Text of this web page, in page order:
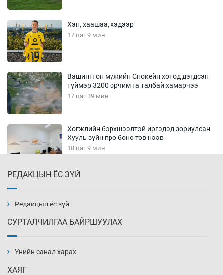
Хэн, хаашаа, хэдээр
17 цаг 9 мин
Вашингтон мужийн Спокейн хотод дэгдсэн
түймэр 3200 орчим га талбай хамарчээ
17 цаг 39 мин
Хөгжлийн бэрхшээлтэй иргэдэд зориулсан
Хууль зүйн про боно төв нээв
18 цаг 9 мин
18 цаг 39 мин
19 цаг 9 мин
РЕДАКЦЫН ЁС ЗҮЙ
Редакцын ёс зүй
СУРТАЛЧИЛГАА БАЙРШУУЛАХ
Үнийн санал харах
ХАЯГ